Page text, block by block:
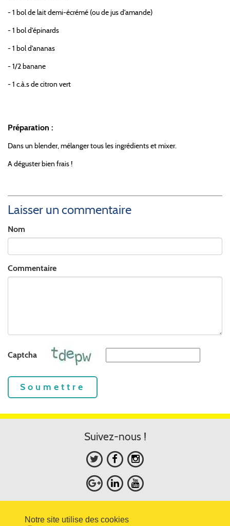
- 1 bol de lait demi-écrémé (ou de jus d'amande)
- 1 bol d'épinards
- 1 bol d'ananas
- 1/2 banane
- 1 c.à.s de citron vert
Préparation :
Dans un blender, mélanger tous les ingrédients et mixer.
A déguster bien frais !
Laisser un commentaire
Nom
Commentaire
Captcha
Soumettre
Suivez-nous !
Tous droits réservés.
Notre site utilise des cookies